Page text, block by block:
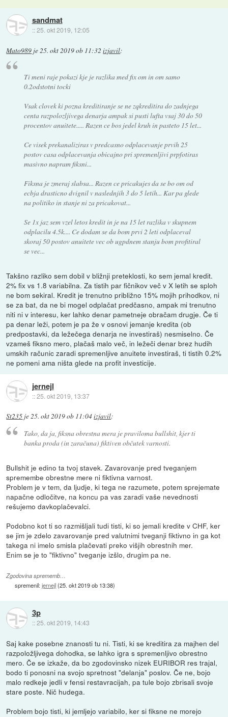
sandmat
::25. okt 2019, 12:05
Mato989 je25. okt 2019 ob 11:32 izjavil:
Ti meni raje pokazi kje je razlika med fix om in om samo
0.2odstotni tocki
Vsak clovek ki pozna kreditiranje se ne zqkreditira do zadnjega
centa razpolozljivega denarja ampak si pusti lufta vsaj 30 do 50
procentov anuitete..... Razen ce bos jedel kruh in pasteto 15 let...
Ce visek prekanaliziras v predcasno odplacevanje prvih 25
postov casa odplacevanja obicajno pri spremenljivi prpfotiras
masivno napram fiksni...
Fiksna je zmeraj slabsa... Razen ce pricakujes da se bo om od
ecbja drasticno dvignil v naslednjih 3 do 5 letih... Kar pa glede
na politiko in stanje ni za pricakovat...
Se 1x jaz sem vzel letos kredit in je na 15 let razlika v skupnem
odplacilu 4.5k.... Ce dodam se da bom prvi 2 leti odplaceval
skoraj 50 postov anuitete vec ob ugpdnem stanju bom profitiral
se vec...
Takšno razliko sem dobil v bližnji preteklosti, ko sem jemal kredit.
2% fix vs 1.8 variabilna. Za tistih par fičnikov več v X letih se sploh
ne bom sekiral. Kredit je trenutno približno 15% mojih prihodkov, ni
se za bat, da ne bi mogel odplačat predčasno, ampak mi trenutno
niti ni v interesu, ker lahko denar pametneje obračam drugje. Če ti
pa denar leži, potem je pa že v osnovi jemanje kredita (ob
predpostavki, da ležečega denarja ne investiraš) nesmiselno. Če
vzameš fiksno mero, plačaš malo več, in ležeči denar brez hudih
umskih računic zaradi spremenljive anuitete investiraš, ti tistih 0.2%
ne pomeni ama ništa glede na profit investicije.
jernejl
::25. okt 2019, 13:37
St235 je25. okt 2019 ob 11:04izjavil:
Tako, da ja, fiksna obrestna mera je praviloma bullshit, kjer ti
banka proda (in zaračuna) fiktiven občutek varnosti.
Bullshit je edino ta tvoj stavek. Zavarovanje pred tveganjem
spremembe obrestne mere ni fiktivna varnost.
Problem je v tem, da ljudje, ki tega ne razumete, potem sprejemate
napačne odločitve, na koncu pa vas zaradi vaše nevednosti
rešujemo davkoplačevalci.
Podobno kot ti so razmišljali tudi tisti, ki so jemali kredite v CHF, ker
se jim je zdelo zavarovanje pred valutnimi tveganji fiktivno in ga kot
takega ni imelo smisla plačevati preko višjih obrestnih mer.
Enim se je to "fiktivno" tveganje izšlo, drugim pa ne.
Zgodovina sprememb…
spremenil:jernejl(25. okt 2019 ob 13:38)
3p
::25. okt 2019, 14:43
Saj kake posebne znanosti tu ni. Tisti, ki se kreditira za majhen del
razpoložljivega dohodka, se lahko igra s spremenljivo obrestno
mero. Če se izkaže, da bo zgodovinsko nizek EURIBOR res trajal,
bodo ti ponosni na svojo spretnost "delanja" poslov. Če ne, bojo
malo redkeje jedli v fensi restavracijah, pa tule bojo zbrisali svoje
stare poste. Nič hudega.
Problem bojo tisti, ki jemljejo variabilo, ker si fiksne ne morejo